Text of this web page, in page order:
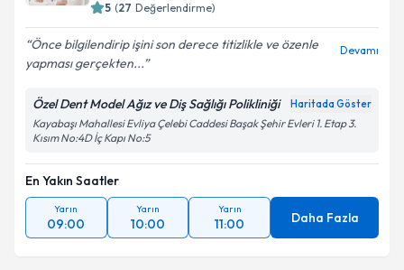
5 (27 Değerlendirme)
Önce bilgilendirip işini son derece titizlikle ve özenle
yapması gerçekten...
Devamı
Özel Dent Model Ağız ve Diş Sağlığı Polikliniği Haritada Göster
Kayabaşı Mahallesi Evliya Çelebi Caddesi Başak Şehir Evleri 1. Etap 3.
Kısım No:4D İç Kapı No:5
En Yakın Saatler
Yarın
09:00
Yarın
10:00
Yarın
11:00 Daha Fazla